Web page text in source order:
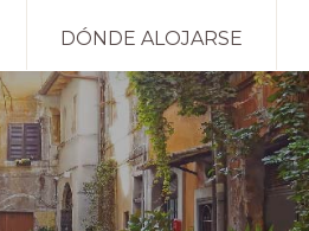
DÓNDE ALOJARSE